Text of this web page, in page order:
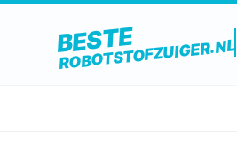
BESTE
ROBOTSTOFZUIGER.NL